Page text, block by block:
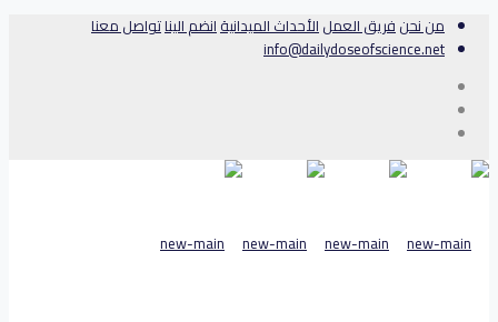
من نحنفريق العملالأحداث الميدانيةانضم اليناتواصل معنا
info@dailydoseofscience.net